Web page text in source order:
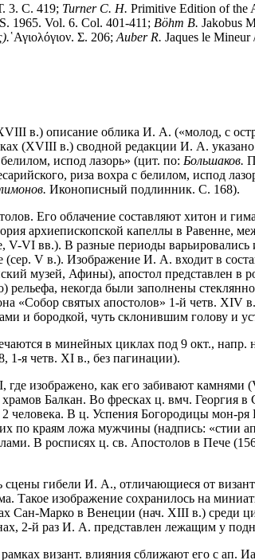
3. С. 419; Turner C. H. Primitive Edition of the
1965. Vol. 6. Col. 401-411; Böhm B. Jakobus
῾Αγιολόγιον. Σ. 206; Auber R. Jaques le
в.) описание облика И. А. («молод, с
(XVIII в.) сводной редакции И. А.
испод лазорь» (цит. по: Большаков.
риза вохра с белилом, испод
Иконописный подлинник. С. 168).
Его облачение составляют хитон и
архиепископской капеллы в Равенне,
VI вв.). В разные периоды варьировались
V в.). Изображение И. А. входит в
музей, Афины), апостол
некогда были заполнены
«Собор святых апостолов» 1-й четв.
и бородкой, чуть склонившим голову и
в минейных циклах под 9 окт.,
1-я четв. XI в., без пагинации).
изображено, как его забивают камнями
Балкан. Во фресках ц. вмч. Георгия
человека. В ц. Успения Богородицы мон-
по краям ложа мужчины (надпись: «стии
В росписях ц. св. Апостолов в Пече
сцены гибели И. А., отличающиеся от
изображение сохранилось на
Сан-Марко в Венеции (нач. XIII в.) среди
2-й раз И. А. представлен лежащим у
визант. влияния сближают его с